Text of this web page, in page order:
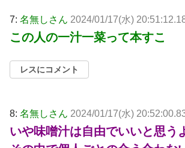
7: 名無しさん 2024/01/17(水)
この人の一汁一菜って本すこ
レスにコメント
8: 名無しさん 2024/01/17(水)
いや味噌汁は自由でいいと思う